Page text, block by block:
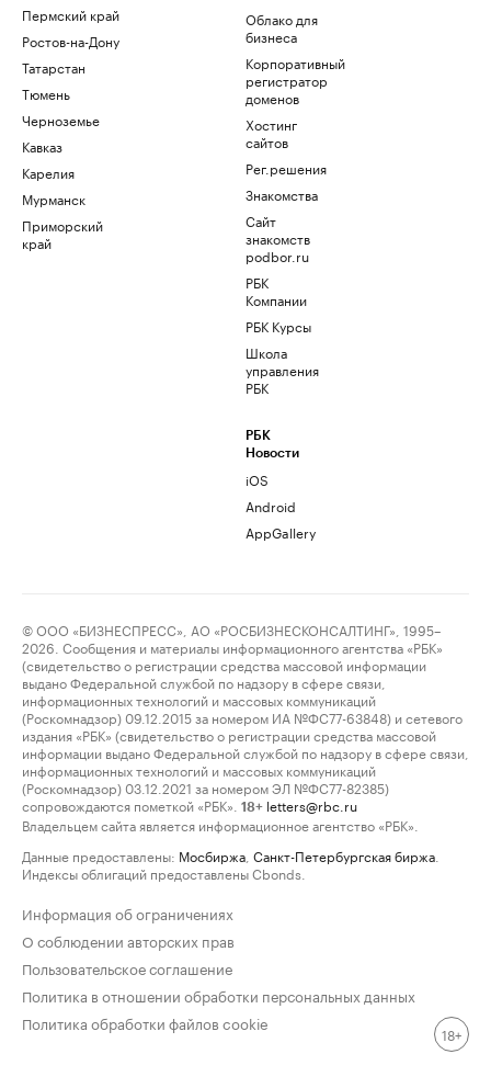
Пермский край
Ростов-на-Дону
Татарстан
Тюмень
Черноземье
Кавказ
Карелия
Мурманск
Приморский
край
Облако для
бизнеса
Корпоративный
регистратор
доменов
Хостинг
сайтов
Рег.решения
Знакомства
Сайт
знакомств
podbor.ru
РБК
Компании
РБК Курсы
Школа
управления
РБК
РБК
Новости
iOS
Android
AppGallery
© ООО «БИЗНЕСПРЕСС», АО «РОСБИЗНЕСКОНСАЛТИНГ», 1995–
2026. Сообщения и материалы информационного агентства «РБК»
(свидетельство о регистрации средства массовой информации
выдано Федеральной службой по надзору в сфере связи,
информационных технологий и массовых коммуникаций
(Роскомнадзор) 09.12.2015 за номером ИА №ФС77-63848) и сетевого
издания «РБК» (свидетельство о регистрации средства массовой
информации выдано Федеральной службой по надзору в сфере связи,
информационных технологий и массовых коммуникаций
(Роскомнадзор) 03.12.2021 за номером ЭЛ №ФС77-82385)
сопровождаются пометкой «РБК».
18+ letters@rbc.ru
Владельцем сайта является информационное агентство «РБК».
Данные предоставлены: Мосбиржа Санкт-Петербургская биржа
Индексы облигаций предоставлены Cbonds.
Информация об ограничениях
О соблюдении авторских прав
Пользовательское соглашение
Политика в отношении обработки персональных данных
Политика обработки файлов cookie
18+